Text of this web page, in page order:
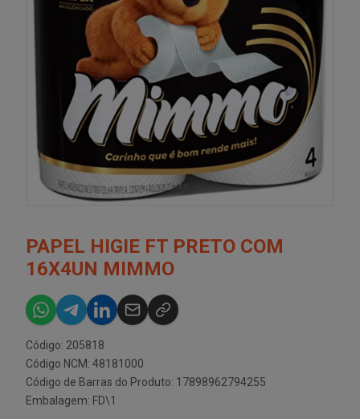
PAPEL HIGIE FT PRETO COM
16X4UN MIMMO
Código: 205818
Código NCM: 48181000
Código de Barras do Produto: 17898962794255
Embalagem: FD\1